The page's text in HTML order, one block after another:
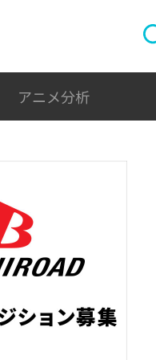
アニメ分析